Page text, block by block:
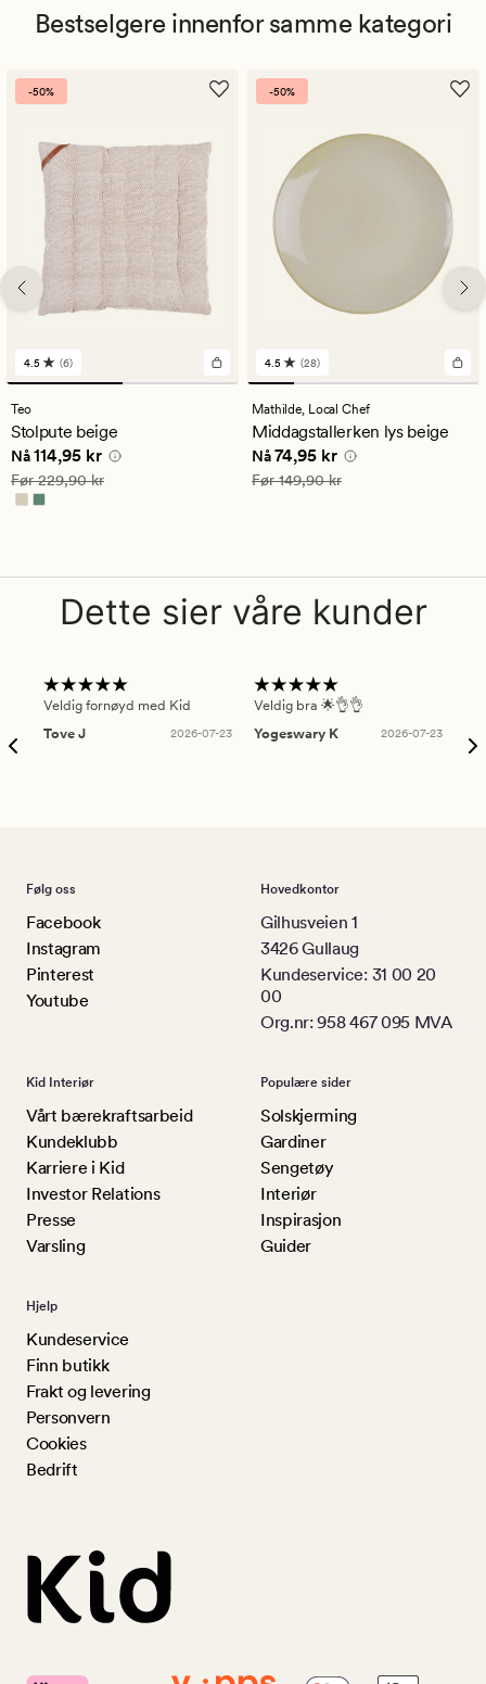
Bestselgere innenfor samme kategori
-50%
6
anmeldelser
med
en
gjennomsnittlig
vurdering
på
4.5
4.5 (6)
Teo
Stolpute beige
Nåværende pris
Nå114,95 kr
Vanlig pris 229,90 kr
Før229,90 kr
-50%
28
anmeldelser
med
en
gjennomsnittlig
vurdering
på
4.5
4.5 (28)
Mathilde, Local Chef
Middagstallerken lys beige
Nåværende pris
Nå74,95 kr
Vanlig pris 149,90 kr
Før149,90 kr
Dette sier våre kunder
Veldig fornøyd med Kid
Tove J
2026-07-23
Veldig bra 🌟👌👌
Yogeswary K
2026-07-23
Følg oss
Facebook
Instagram
Pinterest
Youtube
Hovedkontor
Gilhusveien 1
3426 Gullaug
Kundeservice: 31 00 20
00
Org.nr: 958 467 095 MVA
Kid Interiør
Vårt bærekraftsarbeid
Kundeklubb
Karriere i Kid
Investor Relations
Presse
Varsling
Populære sider
Solskjerming
Gardiner
Sengetøy
Interiør
Inspirasjon
Guider
Hjelp
Kundeservice
Finn butikk
Frakt og levering
Personvern
Cookies
Bedrift